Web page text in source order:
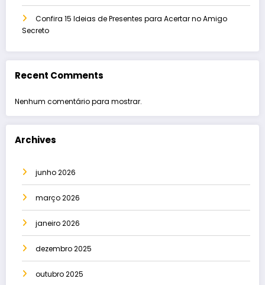
Confira 15 Ideias de Presentes para Acertar no Amigo
Secreto
Recent Comments
Nenhum comentário para mostrar.
Archives
junho 2026
março 2026
janeiro 2026
dezembro 2025
outubro 2025